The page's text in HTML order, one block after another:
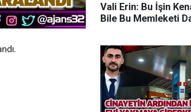
Vali Erin: Bu İşin
Bile Bu Memleketi